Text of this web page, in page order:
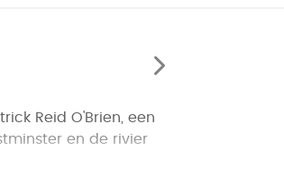
Reid O'Brien, een
en de rivier